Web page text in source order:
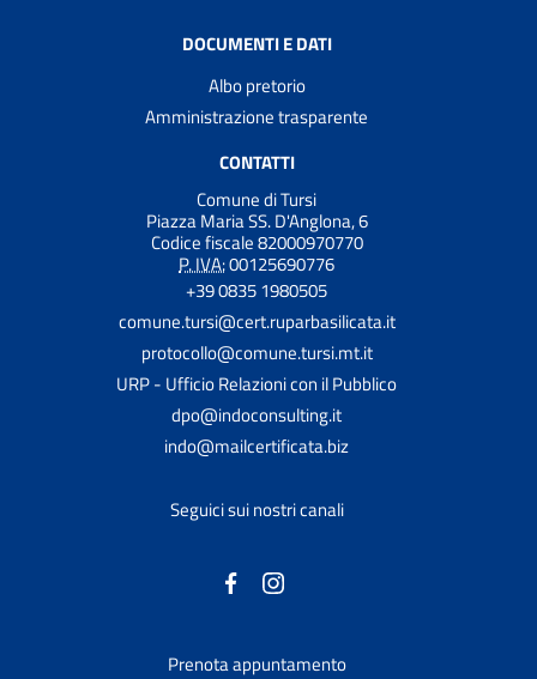
DOCUMENTI E DATI
Albo pretorio
Amministrazione trasparente
CONTATTI
Comune di Tursi
Piazza Maria SS. D'Anglona, 6
Codice fiscale 82000970770
P. IVA:00125690776
+39 0835 1980505
comune.tursi@cert.ruparbasilicata.it
protocollo@comune.tursi.mt.it
URP - Ufficio Relazioni con il Pubblico
dpo@indoconsulting.it
indo@mailcertificata.biz
Seguici sui nostri canali
Prenota appuntamento